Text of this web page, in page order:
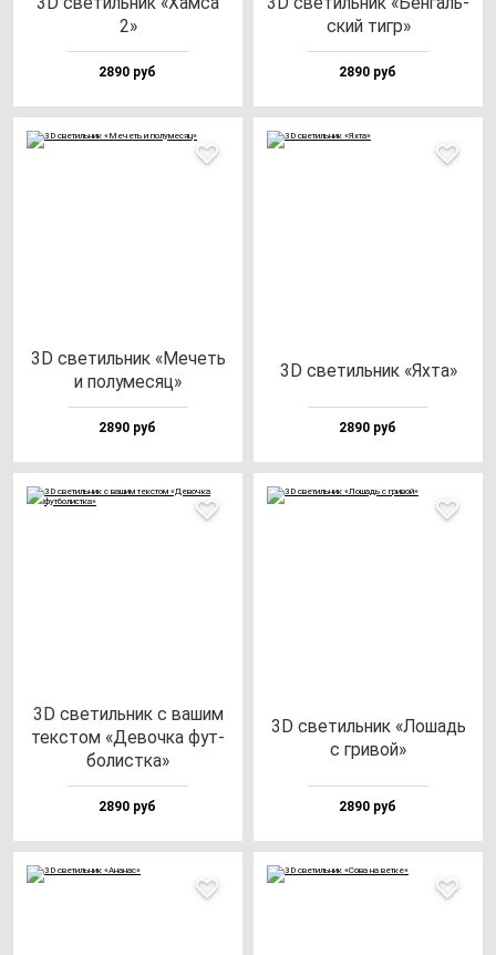
2»
2890 руб
ский тигр»
2890 руб
3D све­тиль­ник «Мечеть
и по­лу­ме­сяц»
2890 руб
3D све­тиль­ник «Яхта»
2890 руб
3D све­тиль­ник с ва­шим
тек­стом «Девоч­ка фут­
бо­лис­тка»
2890 руб
3D све­тиль­ник «Лошадь
с гри­вой»
2890 руб